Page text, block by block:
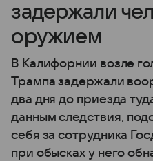
задержали
оружием
В Калифорнии возле
Трампа задержали
два дня до приезда
данным следствия,
себя за сотрудника
при обысках у него